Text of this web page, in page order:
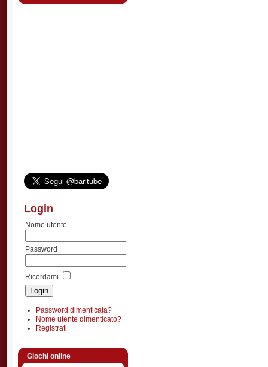
Login
Nome utente
Password
Ricordami
Password dimenticata?
Nome utente dimenticato?
Registrati
Giochi online